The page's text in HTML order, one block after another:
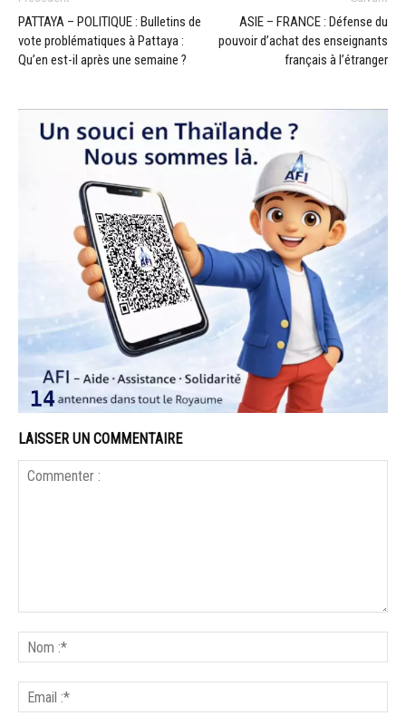
PATTAYA – POLITIQUE : Bulletins de
vote problématiques à Pattaya :
Qu’en est-il après une semaine ?
ASIE – FRANCE : Défense du
pouvoir d’achat des enseignants
français à l’étranger
LAISSER UN COMMENTAIRE